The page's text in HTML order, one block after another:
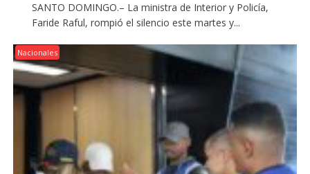
SANTO DOMINGO.– La ministra de Interior y Policía,
Faride Raful, rompió el silencio este martes y...
Nacionales